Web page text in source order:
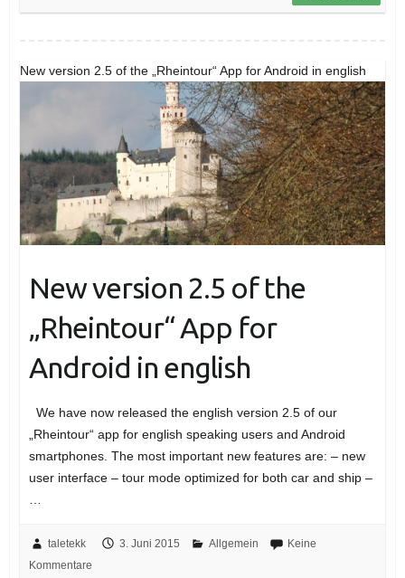
New version 2.5 of the „Rheintour“ App for Android in english
New version 2.5 of the
„Rheintour“ App for
Android in english
We have now released the english version 2.5 of our
„Rheintour“ app for english speaking users and Android
smartphones. The most important new features are: – new
user interface – tour mode optimized for both car and ship –
taletekk 3. Juni 2015 Allgemein
Keine
Kommentare